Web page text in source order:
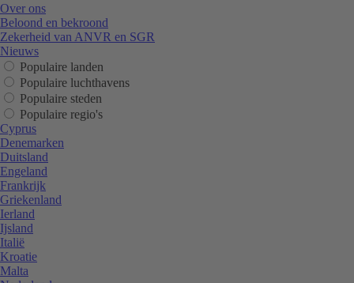
Over ons
Beloond en bekroond
Zekerheid van ANVR en SGR
Nieuws
Populaire landen
Populaire luchthavens
Populaire steden
Populaire regio's
Cyprus
Denemarken
Duitsland
Engeland
Frankrijk
Griekenland
Ierland
Ijsland
Italië
Kroatie
Malta